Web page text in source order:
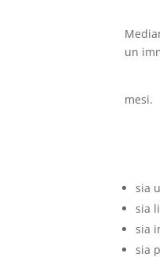
un
mesi.
Il
sia
sia
sia
sia